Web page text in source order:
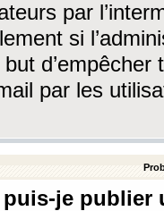
par
si
par les
puis-je